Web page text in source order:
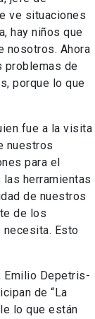
ve situaciones
hay niños que
nosotros. Ahora
problemas de
porque lo que
fue a la visita
nuestros
para el
herramientas
de nuestros
de los
Esto
Emilio Depetris-
de “La
lo que están